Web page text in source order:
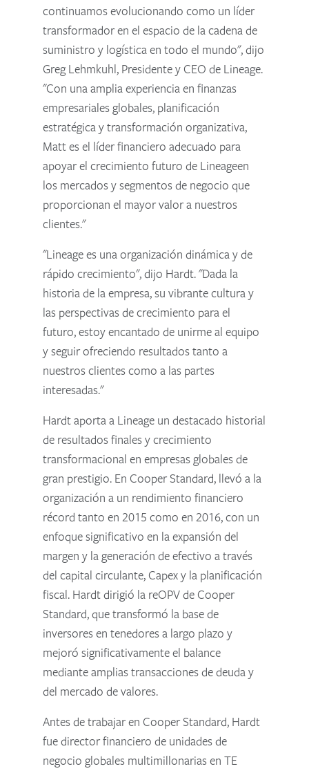
continuamos evolucionando como un líder
transformador en el espacio de la cadena de
suministro y logística en todo el mundo", dijo
Greg Lehmkuhl, Presidente y CEO de Lineage.
"Con una amplia experiencia en finanzas
empresariales globales, planificación
estratégica y transformación organizativa,
Matt es el líder financiero adecuado para
apoyar el crecimiento futuro de Lineageen
los mercados y segmentos de negocio que
proporcionan el mayor valor a nuestros
clientes."
"Lineage es una organización dinámica y de
rápido crecimiento", dijo Hardt. "Dada la
historia de la empresa, su vibrante cultura y
las perspectivas de crecimiento para el
futuro, estoy encantado de unirme al equipo
y seguir ofreciendo resultados tanto a
nuestros clientes como a las partes
interesadas."
Hardt aporta a Lineage un destacado historial
de resultados finales y crecimiento
transformacional en empresas globales de
gran prestigio. En Cooper Standard, llevó a la
organización a un rendimiento financiero
récord tanto en 2015 como en 2016, con un
enfoque significativo en la expansión del
margen y la generación de efectivo a través
del capital circulante, Capex y la planificación
fiscal. Hardt dirigió la reOPV de Cooper
Standard, que transformó la base de
inversores en tenedores a largo plazo y
mejoró significativamente el balance
mediante amplias transacciones de deuda y
del mercado de valores.
Antes de trabajar en Cooper Standard, Hardt
fue director financiero de unidades de
negocio globales multimillonarias en TE